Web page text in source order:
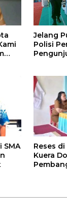
Jelang
Polisi
SMA
Reses
Kuera